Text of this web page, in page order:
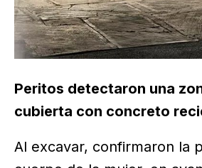
Peritos detectaron una
cubierta con concreto
Al excavar, confirmaron la